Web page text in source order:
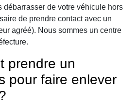
débarrasser de votre véhicule hors
de prendre contact avec un
agréé). Nous sommes un centre
prendre un
pour faire enlever